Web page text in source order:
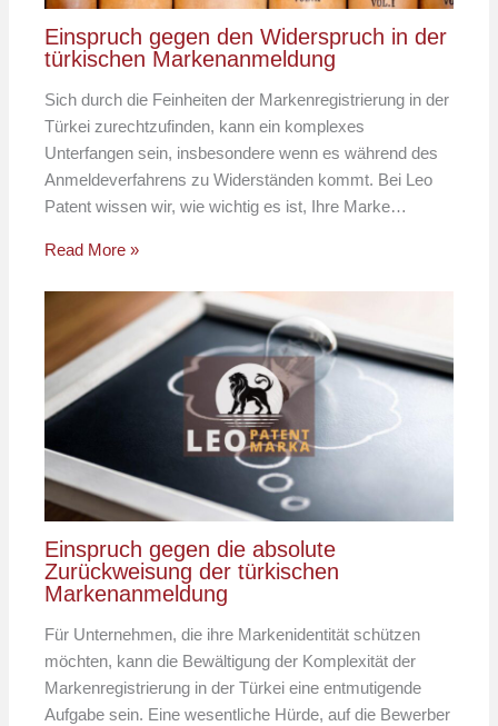
Einspruch gegen den Widerspruch in der
türkischen Markenanmeldung
Sich durch die Feinheiten der Markenregistrierung in der
Türkei zurechtzufinden, kann ein komplexes
Unterfangen sein, insbesondere wenn es während des
Anmeldeverfahrens zu Widerständen kommt. Bei Leo
Patent wissen wir, wie wichtig es ist, Ihre Marke…
Read More »
Einspruch gegen die absolute
Zurückweisung der türkischen
Markenanmeldung
Für Unternehmen, die ihre Markenidentität schützen
möchten, kann die Bewältigung der Komplexität der
Markenregistrierung in der Türkei eine entmutigende
Aufgabe sein. Eine wesentliche Hürde, auf die Bewerber